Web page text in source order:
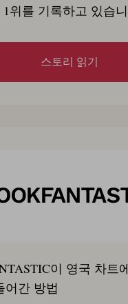
1위를 기록하고 있습
스토리 읽기
이 영국 차트
어간 방법